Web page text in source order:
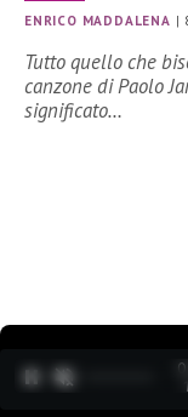
ENRICO MADDALENA |
Tutto quello che
canzone di Paolo
significato…